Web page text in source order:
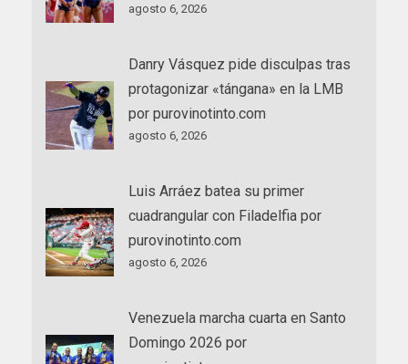
agosto 6, 2026
Danry Vásquez pide disculpas tras
protagonizar «tángana» en la LMB
por purovinotinto.com
agosto 6, 2026
Luis Arráez batea su primer
cuadrangular con Filadelfia por
purovinotinto.com
agosto 6, 2026
Venezuela marcha cuarta en Santo
Domingo 2026 por